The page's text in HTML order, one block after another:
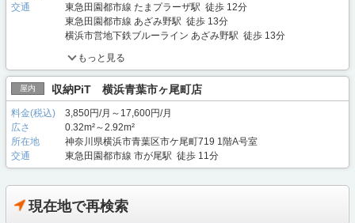
交通
東急田園都市線 たまプラーザ駅 徒歩 12分
東急田園都市線 あざみ野駅 徒歩 13分
横浜市営地下鉄ブルーライン あざみ野駅 徒歩 13分
もっと見る
屋内 収納PiT 横浜青葉市ヶ尾町店
料金(税込)
3,850円/月～17,600円/月
広さ
0.32m²～2.92m²
所在地
神奈川県横浜市青葉区市ケ尾町719 1階A号室
交通
東急田園都市線 市が尾駅 徒歩 11分
現在地で再検索